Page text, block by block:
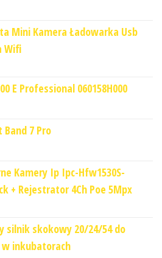
Mini Kamera Ładowarka Usb
Wifi
E Professional 060158H000
7 Pro
Kamery Ip Ipc-Hfw1530S-
+ Rejestrator 4Ch Poe 5Mpx
silnik skokowy 20/24/54 do
inkubatorach